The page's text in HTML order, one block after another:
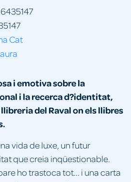
i emotiva sobre la
i la recerca d?identitat,
del Raval on els llibres
vida de luxe, un futur
que creia inqüestionable.
ho trastoca tot... i una carta
Cat